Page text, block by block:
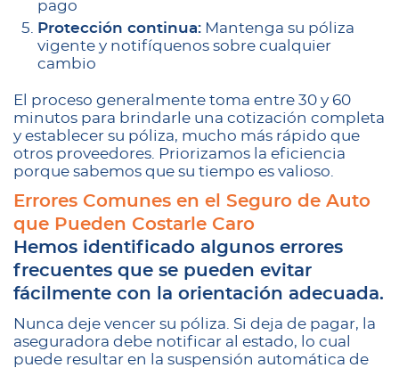
pago
Protección continua: Mantenga su póliza
vigente y notifíquenos sobre cualquier
cambio
El proceso generalmente toma entre 30 y 60
minutos para brindarle una cotización completa
y establecer su póliza, mucho más rápido que
otros proveedores. Priorizamos la eficiencia
porque sabemos que su tiempo es valioso.
Errores Comunes en el Seguro de Auto
que Pueden Costarle Caro
Hemos identificado algunos errores
frecuentes que se pueden evitar
fácilmente con la orientación adecuada.
Nunca deje vencer su póliza. Si deja de pagar, la
aseguradora debe notificar al estado, lo cual
puede resultar en la suspensión automática de